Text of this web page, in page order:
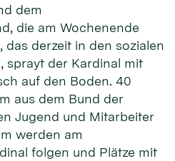
dem
die am Wochenende
das derzeit in den sozialen
sprayt der Kardinal mit
auf den Boden. 40
aus dem Bund der
Jugend und Mitarbeiter
werden am
folgen und Plätze mit